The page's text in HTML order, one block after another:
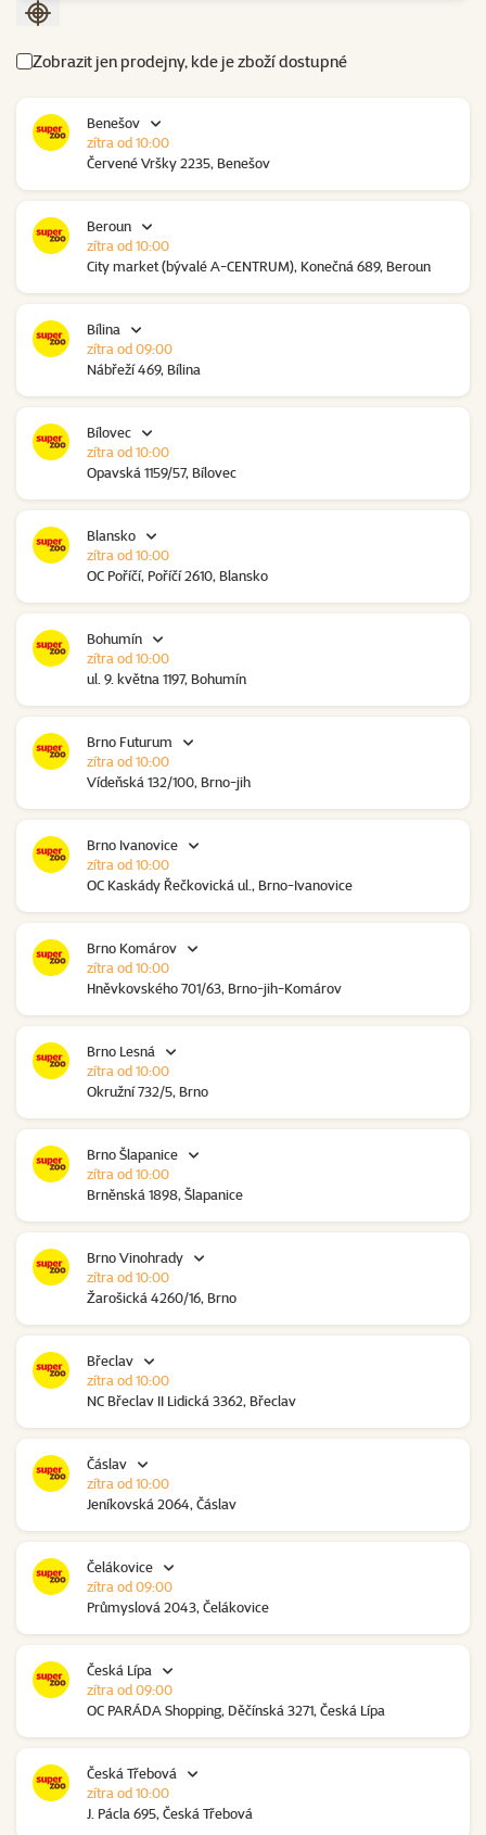
Seřadit podle aktuální polohy
Zobrazit jen prodejny, kde je zboží dostupné
Benešov
Červené Vršky 2235, Benešov
zítra od 10:00
Beroun
City market (bývalé A-CENTRUM), Konečná 689, Beroun
zítra od 10:00
Bílina
Nábřeží 469, Bílina
zítra od 09:00
Bílovec
Opavská 1159/57, Bílovec
zítra od 10:00
Blansko
OC Poříčí, Poříčí 2610, Blansko
zítra od 10:00
Bohumín
ul. 9. května 1197, Bohumín
zítra od 10:00
Brno Futurum
Vídeňská 132/100, Brno-jih
zítra od 10:00
Brno Ivanovice
OC Kaskády Řečkovická ul., Brno-Ivanovice
zítra od 10:00
Brno Komárov
Hněvkovského 701/63, Brno-jih-Komárov
zítra od 10:00
Brno Lesná
Okružní 732/5, Brno
zítra od 10:00
Brno Šlapanice
Brněnská 1898, Šlapanice
zítra od 10:00
Brno Vinohrady
Žarošická 4260/16, Brno
zítra od 10:00
Břeclav
NC Břeclav II Lidická 3362, Břeclav
zítra od 10:00
Čáslav
Jeníkovská 2064, Čáslav
zítra od 10:00
Čelákovice
Průmyslová 2043, Čelákovice
zítra od 09:00
Česká Lípa
OC PARÁDA Shopping, Děčínská 3271, Česká Lípa
zítra od 09:00
Česká Třebová
J. Pácla 695, Česká Třebová
zítra od 10:00